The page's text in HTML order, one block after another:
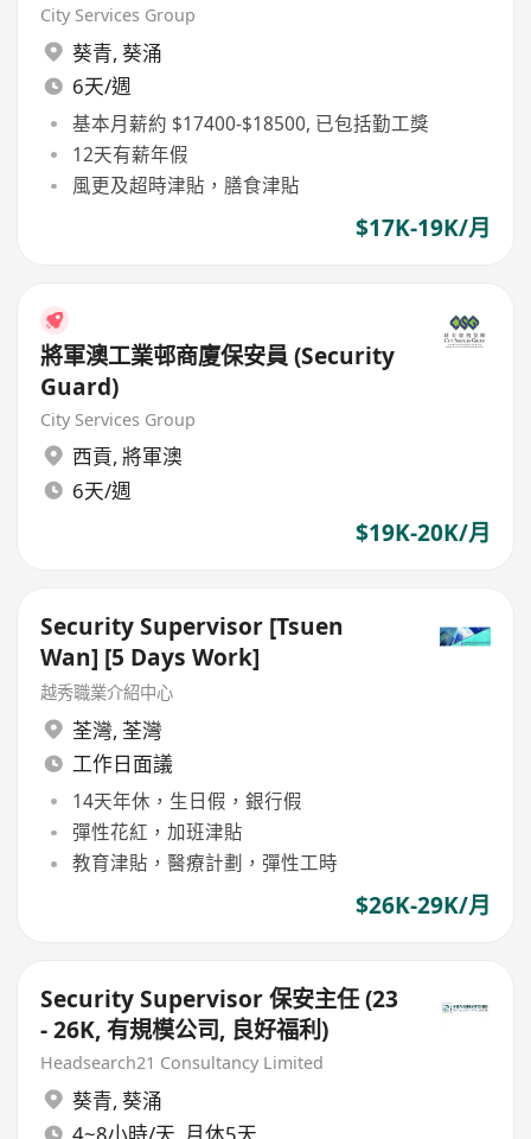
City Services Group
葵青, 葵涌
6天/週
基本月薪約 $17400-$18500, 已包括勤工獎
12天有薪年假
風更及超時津貼，膳食津貼
$17K-19K/月
將軍澳工業邨商廈保安員 (Security
Guard)
City Services Group
西貢, 將軍澳
6天/週
$19K-20K/月
Security Supervisor [Tsuen
Wan] [5 Days Work]
越秀職業介紹中心
荃灣, 荃灣
工作日面議
14天年休，生日假，銀行假
彈性花紅，加班津貼
教育津貼，醫療計劃，彈性工時
$26K-29K/月
Security Supervisor 保安主任 (23
- 26K, 有規模公司, 良好福利)
Headsearch21 Consultancy Limited
葵青, 葵涌